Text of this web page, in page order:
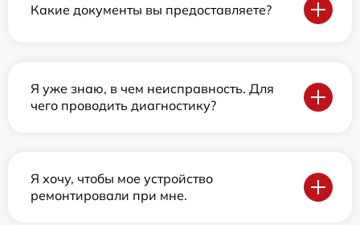
Какие документы вы предоставляете?
Я уже знаю, в чем неисправность. Для
чего проводить диагностику?
Я хочу, чтобы мое устройство
ремонтировали при мне.